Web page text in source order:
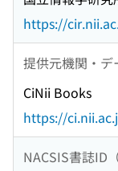
https://
提供元機関・デ
CiNii Books
https://
NACSIS書誌ID